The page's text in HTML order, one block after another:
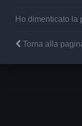
Ho dimenticato la
Torna alla